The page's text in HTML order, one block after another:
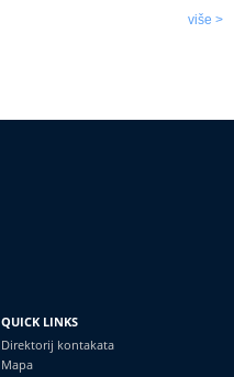
više >
QUICK LINKS
Direktorij kontakata
Mapa